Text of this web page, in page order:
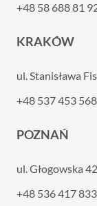
+48 58 688 81
KRAKÓW
ul. Stanisława
+48 537 453 568
POZNAŃ
ul. Głogowska
+48 536 417 833